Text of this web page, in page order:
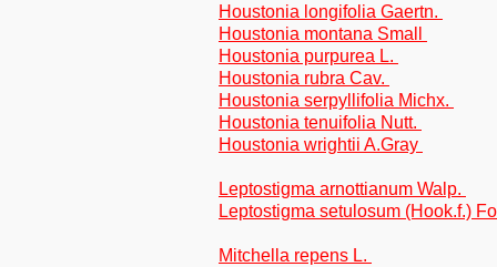
Houstonia longifolia Gaertn.
Houstonia montana Small
Houstonia purpurea L.
Houstonia rubra Cav.
Houstonia serpyllifolia Michx.
Houstonia tenuifolia Nutt.
Houstonia wrightii A.Gray
Leptostigma arnottianum Walp.
Leptostigma setulosum (Hook.f.)
Mitchella repens L.